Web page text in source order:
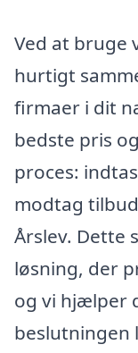
Ved at bruge
hurtigt
firmaer i dit
bedste pris
proces:
modtag
Årslev. Dette
løsning, der
og vi hjælper
beslutningen